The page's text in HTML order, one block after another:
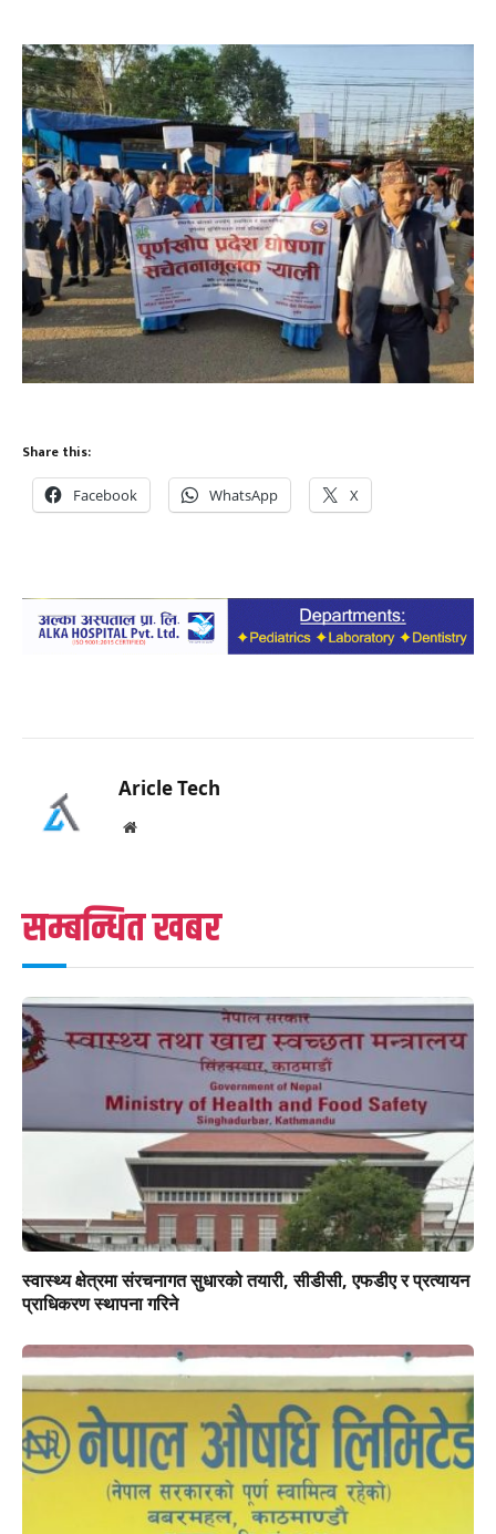
Share this:
Facebook WhatsApp X
Aricle Tech
Website
सम्बन्धित खबर
स्वास्थ्य क्षेत्रमा संरचनागत सुधारको तयारी, सीडीसी, एफडीए र प्रत्यायन
प्राधिकरण स्थापना गरिने